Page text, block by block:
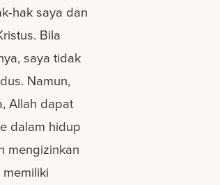
hak saya dan
Bila
saya tidak
Namun,
Allah dapat
dalam hidup
mengizinkan